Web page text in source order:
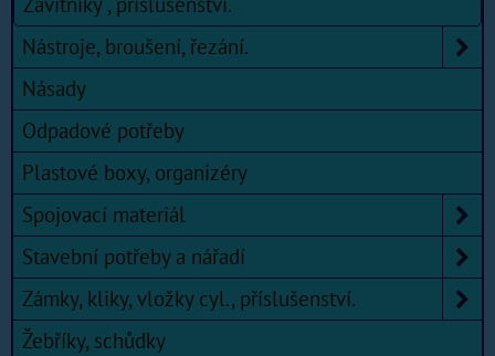
Nástroje, broušení, řezání.
Násady
Odpadové potřeby
Plastové boxy, organizéry
Spojovací materiál
Stavební potřeby a nářadí
Zámky, kliky, vložky cyl., příslušenství.
Žebříky, schůdky